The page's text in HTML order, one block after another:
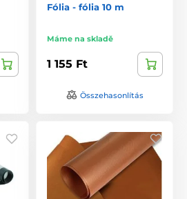
Fólia - fólia 10 m
Máme na skladě
1 155 Ft
Összehasonlítás